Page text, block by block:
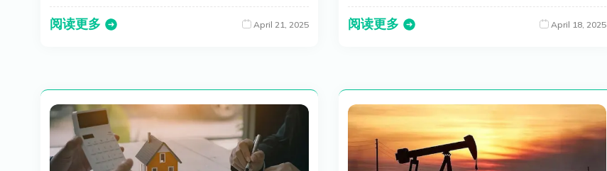
阅读更多 April 21, 2025 阅读更多 April 18, 2025